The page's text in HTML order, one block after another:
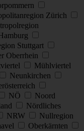
Zürich
Stuttgart
Oberrhein
Mühlviertel
Neunkirchen
NÖ
Noord
Nördliches
NRW
Nullregion
Oberkärnten